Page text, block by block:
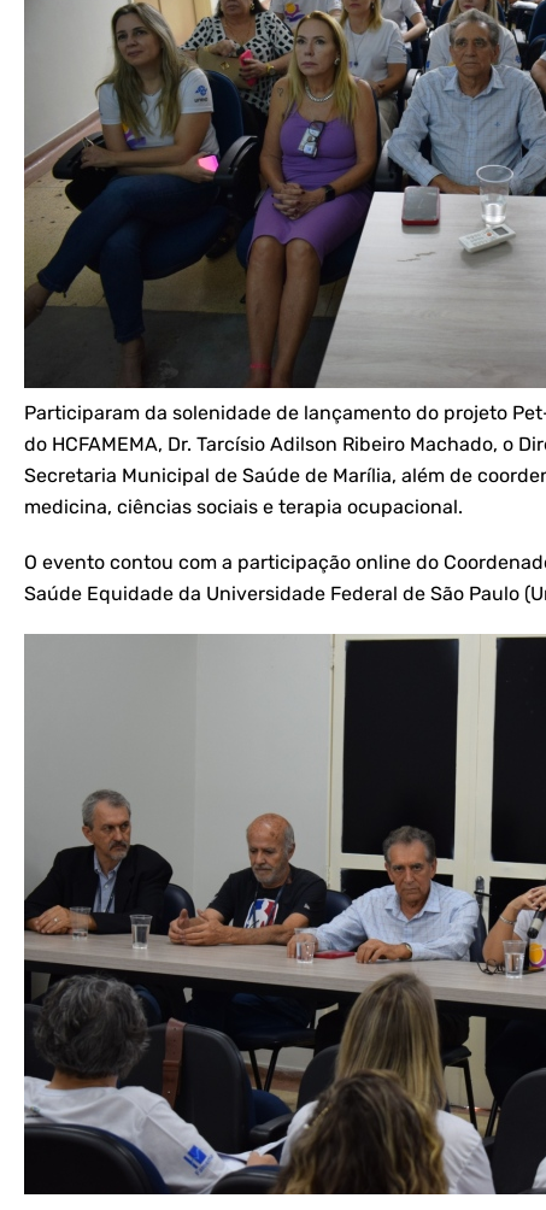
Participaram da solenidade de lançamento do projeto
do HCFAMEMA, Dr. Tarcísio Adilson Ribeiro Machado, o
Secretaria Municipal de Saúde de Marília, além de
medicina, ciências sociais e terapia ocupacional.
O evento contou com a participação online do
Saúde Equidade da Universidade Federal de São Paulo